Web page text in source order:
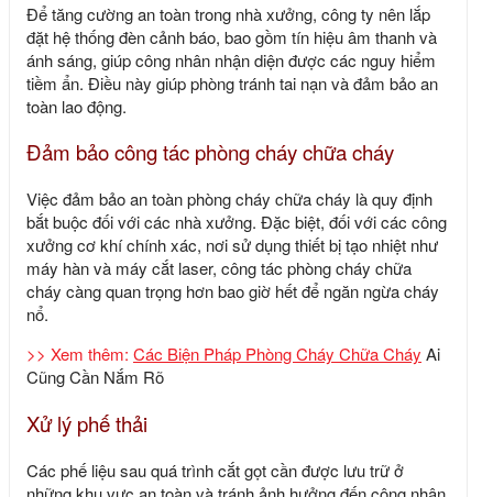
Để tăng cường an toàn trong nhà xưởng, công ty nên lắp
đặt hệ thống đèn cảnh báo, bao gồm tín hiệu âm thanh và
ánh sáng, giúp công nhân nhận diện được các nguy hiểm
tiềm ẩn. Điều này giúp phòng tránh tai nạn và đảm bảo an
toàn lao động.
Đảm bảo công tác phòng cháy chữa cháy
Việc đảm bảo an toàn phòng cháy chữa cháy là quy định
bắt buộc đối với các nhà xưởng. Đặc biệt, đối với các công
xưởng cơ khí chính xác, nơi sử dụng thiết bị tạo nhiệt như
máy hàn và máy cắt laser, công tác phòng cháy chữa
cháy càng quan trọng hơn bao giờ hết để ngăn ngừa cháy
nổ.
>> Xem thêm: Các Biện Pháp Phòng Cháy Chữa Cháy Ai
Cũng Cần Nắm Rõ
Xử lý phế thải
Các phế liệu sau quá trình cắt gọt cần được lưu trữ ở